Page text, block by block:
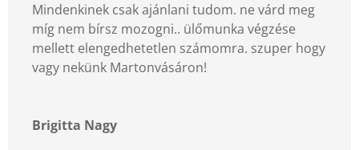
Mindenkinek csak ajánlani tudom. ne várd meg
míg nem bírsz mozogni.. ülőmunka végzése
mellett elengedhetetlen számomra. szuper hogy
vagy nekünk Martonvásáron!
Brigitta Nagy